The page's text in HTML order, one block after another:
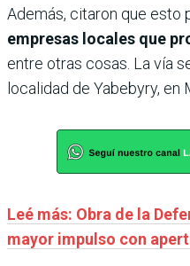
Además, citaron que esto
empresas locales que
entre otras cosas. La vía
localidad de Yabebyry, en
Leé más: Obra de la
mayor impulso con